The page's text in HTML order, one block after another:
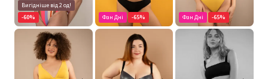
Вигідніше від 2 од!
-60%
Фан Дні -65% Фан Дні -65%